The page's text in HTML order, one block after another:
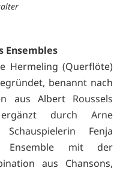
Ensembles
Hermeling (Querflöte)
benannt nach
aus Albert Roussels
durch Arne
Fenja
Ensemble mit der
aus Chansons,